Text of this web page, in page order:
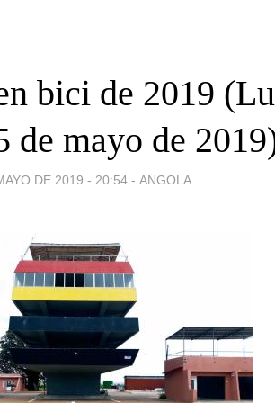
bici de 2019
de mayo de
DE 2019 - 20:54 - ANGOLA